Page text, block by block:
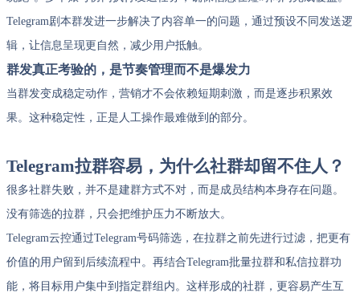
Telegram剧本群发进一步解决了内容单一的问题，通过预设不同发送逻
辑，让信息呈现更自然，减少用户抵触。
群发真正考验的，是节奏管理而不是爆发力
当群发变成稳定动作，营销才不会依赖短期刺激，而是逐步积累效
果。这种稳定性，正是人工操作最难做到的部分。
Telegram拉群容易，为什么社群却留不住人？
很多社群失败，并不是建群方式不对，而是成员结构本身存在问题。
没有筛选的拉群，只会把维护压力不断放大。
Telegram云控通过Telegram号码筛选，在拉群之前先进行过滤，把更有
价值的用户留到后续流程中。再结合Telegram批量拉群和私信拉群功
能，将目标用户集中到指定群组内。这样形成的社群，更容易产生互